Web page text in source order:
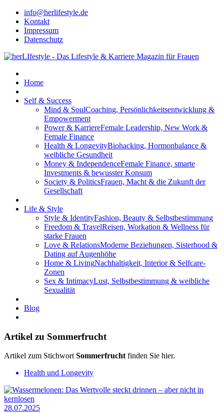
info@herlifestyle.de
Kontakt
Impressum
Datenschutz
Home
Self & Success
Mind & SoulCoaching, Persönlichkeitsentwicklung &
Empowerment
Power & KarriereFemale Leadership, New Work &
Female Finance
Health & LongevityBiohacking, Hormonbalance &
weibliche Gesundheit
Money & IndependenceFemale Finance, smarte
Investments & bewusster Konsum
Society & PoliticsFrauen, Macht & die Zukunft der
Gesellschaft
Life & Style
Style & IdentityFashion, Beauty & Selbstbestimmung
Freedom & TravelReisen, Workation & Wellness für
starke Frauen
Love & RelationsModerne Beziehungen, Sisterhood &
Dating auf Augenhöhe
Home & LivingNachhaltigkeit, Interior & Selfcare-
Zonen
Sex & IntimacyLust, Selbstbestimmung & weibliche
Sexualität
Blog
Artikel zu Sommerfrucht
Artikel zum StichwortSommerfruchtfinden Sie hier.
Health und Longevity
28.07.2025